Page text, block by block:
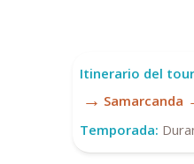
Itinerario del
→ Samarcanda
Temporada: